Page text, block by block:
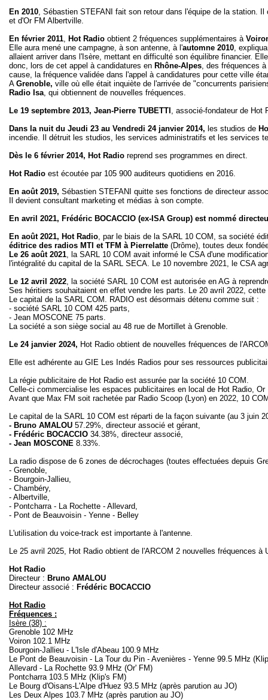
En 2010, Sébastien STEFANI fait son retour dans l'équipe de la station.
et d'Or FM Albertville.
En février 2011, Hot Radio obtient 2 fréquences supplémentaires à
Elle aura mené une campagne, à son antenne, à l'automne 2010,
allaient arriver dans l'Isère, mettant en difficulté son équilibre financier.
donc, lors de cet appel à candidatures en Rhône-Alpes, des fréquences à
cause, la fréquence validée dans l'appel à candidatures pour cette ville
A Grenoble, ville où elle était inquiète de l'arrivée de "concurrents
Radio Isa, qui obtiennent de nouvelles fréquences.
Le 19 septembre 2013, Jean-Pierre TUBETTI , associé-fondateur de Hot
Dans la nuit du Jeudi 23 au Vendredi 24 janvier 2014, les studios de
incendie. Il détruit les studios, les services administratifs et les services
Dès le 6 février 2014, Hot Radio reprend ses programmes en direct.
Hot Radio est écoutée par 105 900 auditeurs quotidiens en 2016.
En août 2019, Sébastien STEFANI quitte ses fonctions de directeur
Il devient consultant marketing et médias à son compte.
En avril 2021, Frédéric BOCACCIO (ex-ISA Group) est nommé
En août 2021, Hot Radio, par le biais de la SARL 10 COM, sa société
éditrice des radios MTI et TFM à Pierrelatte (Drôme), toutes deux
Le 26 août 2021, la SARL 10 COM avait informé le CSA d'une
l'intégralité du capital de la SARL SECA. Le 10 novembre 2021, le CSA
Le 12 avril 2022, la société SARL 10 COM est autorisée en AG à
Ses héritiers souhaitaient en effet vendre les parts. Le 20 avril 2022,
Le capital de la SARL COM. RADIO est désormais détenu comme suit :
- société SARL 10 COM 425 parts,
- Jean MOSCONE 75 parts.
La société a son siège social au 48 rue de Mortillet à Grenoble.
Le 24 janvier 2024, Hot Radio obtient de nouvelles fréquences de
Elle est adhérente au GIE Les Indés Radios pour ses ressources
La régie publicitaire de Hot Radio est assurée par la société 10 COM.
Celle-ci commercialise les espaces publicitaires en local de Hot Radio,
Avant que Max FM soit rachetée par Radio Scoop (Lyon) en 2022, 10
Le capital de la SARL 10 COM est réparti de la façon suivante (au 3 juin
- Bruno AMALOU 57.29%, directeur associé et gérant,
- Frédéric BOCACCIO 34.38%, directeur associé,
- Jean MOSCONE 8.33%.
La radio dispose de 6 zones de décrochages (toutes effectuées depuis
- Grenoble,
- Bourgoin-Jallieu,
- Chambéry,
- Albertville,
- Pontcharra - La Rochette - Allevard,
- Pont de Beauvoisin - Yenne - Belley
L'utilisation du voice-track est importante à l'antenne.
Le 25 avril 2025, Hot Radio obtient de l'ARCOM 2 nouvelles fréquences à
Hot Radio
Directeur : Bruno AMALOU
Directeur associé : Frédéric BOCACCIO
Hot Radio
Fréquences :
Isère (38) :
Grenoble 102 MHz
Voiron 102.1 MHz
Bourgoin-Jallieu - L'Isle d'Abeau 100.9 MHz
Le Pont de Beauvoisin - La Tour du Pin - Avenières - Yenne 99.5 MHz
Allevard - La Rochette 93.9 MHz (Or' FM)
Pontcharra 103.5 MHz (Klip's FM)
Le Bourg d'Oisans-L'Alpe d'Huez 93.5 MHz (après parution au JO)
Les Deux Alpes 103.7 MHz (après parution au JO)